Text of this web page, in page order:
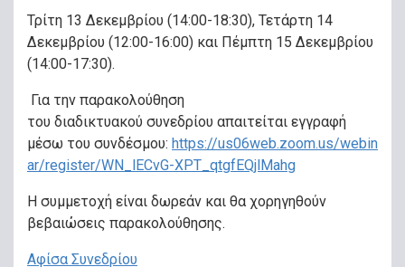
Τρίτη 13 Δεκεμβρίου (14:00-18:30), Τετάρτη 14
Δεκεμβρίου (12:00-16:00) και Πέμπτη 15 Δεκεμβρίου
(14:00-17:30).
Για την παρακολούθηση
του διαδικτυακού συνεδρίου απαιτείται εγγραφή
μέσω του συνδέσμου: https://us06web.zoom.us/webin
ar/register/WN_lECvG-XPT_qtgfEQjlMahg
Η συμμετοχή είναι δωρεάν και θα χορηγηθούν
βεβαιώσεις παρακολούθησης.
Αφίσα Συνεδρίου